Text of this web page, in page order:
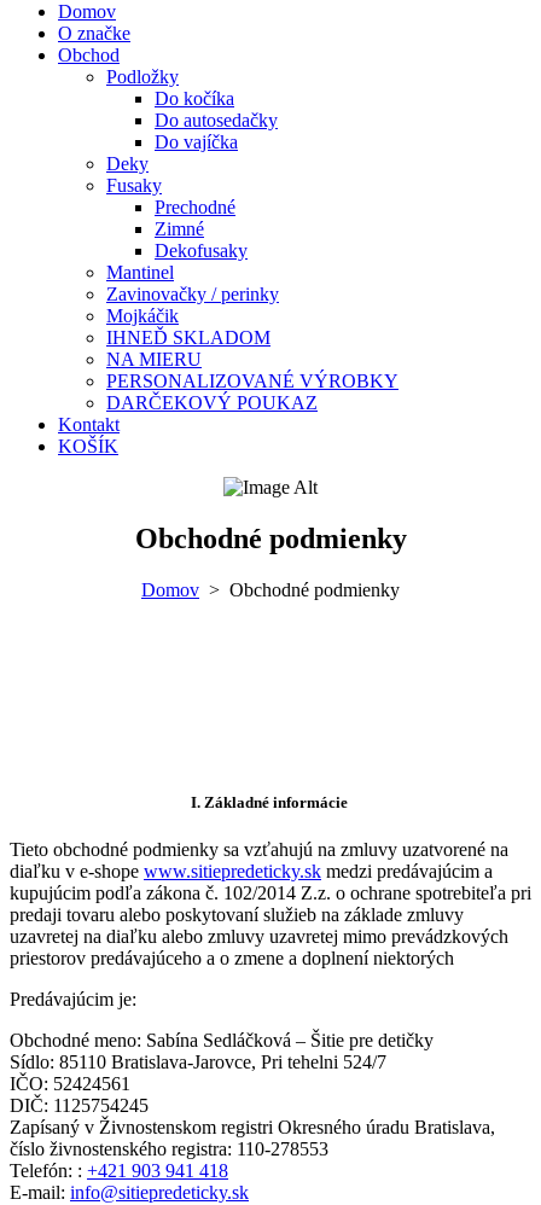
Domov
O značke
Obchod
Podložky
Do kočíka
Do autosedačky
Do vajíčka
Deky
Fusaky
Prechodné
Zimné
Dekofusaky
Mantinel
Zavinovačky / perinky
Mojkáčik
IHNEĎ SKLADOM
NA MIERU
PERSONALIZOVANÉ VÝROBKY
DARČEKOVÝ POUKAZ
Kontakt
KOŠÍK
Obchodné podmienky
Domov > Obchodné podmienky
I. Základné informácie
Tieto obchodné podmienky sa vzťahujú na zmluvy uzatvorené na
diaľku v e-shope www.sitiepredeticky.sk medzi predávajúcim a
kupujúcim podľa zákona č. 102/2014 Z.z. o ochrane spotrebiteľa pri
predaji tovaru alebo poskytovaní služieb na základe zmluvy
uzavretej na diaľku alebo zmluvy uzavretej mimo prevádzkových
priestorov predávajúceho a o zmene a doplnení niektorých
Predávajúcim je:
Obchodné meno: Sabína Sedláčková – Šitie pre detičky
Sídlo: 85110 Bratislava-Jarovce, Pri tehelni 524/7
IČO: 52424561
DIČ: 1125754245
Zapísaný v Živnostenskom registri Okresného úradu Bratislava,
číslo živnostenského registra: 110-278553
Telefón: : +421 903 941 418
E-mail: info@sitiepredeticky.sk